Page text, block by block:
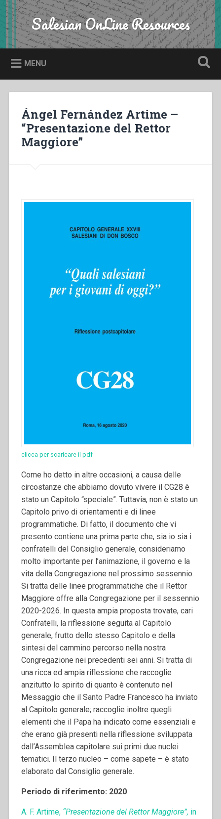
Skip
to
content
Search Salesian OnLine Resources
MENU
Ángel Fernández Artime –
“Presentazione del Rettor
Maggiore”
clicca per scaricare il pdf
Come ho detto in altre occasioni, a causa delle
circostanze che abbiamo dovuto vivere il CG28 è
stato un Capitolo “speciale”. Tuttavia, non è stato un
Capitolo privo di orientamenti e di linee
programmatiche. Di fatto, il documento che vi
presento contiene una prima parte che, sia io sia i
confratelli del Consiglio generale, consideriamo
molto importante per l’animazione, il governo e la
vita della Congregazione nel prossimo sessennio.
Si tratta delle linee programmatiche che il Rettor
Maggiore offre alla Congregazione per il sessennio
2020-2026. In questa ampia proposta trovate, cari
Confratelli, la riflessione seguita al Capitolo
generale, frutto dello stesso Capitolo e della
sintesi del cammino percorso nella nostra
Congregazione nei precedenti sei anni. Si tratta di
una ricca ed ampia riflessione che raccoglie
anzitutto lo spirito di quanto è contenuto nel
Messaggio che il Santo Padre Francesco ha inviato
al Capitolo generale; raccoglie inoltre quegli
elementi che il Papa ha indicato come essenziali e
che erano già presenti nella riflessione sviluppata
dall’Assemblea capitolare sui primi due nuclei
tematici. Il terzo nucleo – come sapete – è stato
elaborato dal Consiglio generale.
Periodo di riferimento: 2020
A. F. Artime, “Presentazione del Rettor Maggiore”, in